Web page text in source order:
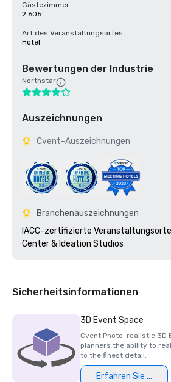
Gästezimmer
2.605
Art des Veranstaltungsortes
Hotel
Bewertungen der Industrie
Northstar
Auszeichnungen
Cvent-Auszeichnungen
Branchenauszeichnungen
IACC-zertifizierte
Sicherheitsinformationen
3D Event Space
Cvent Photo-realistic 3D
planners the ability to
to the finest detail.
Erfahren Sie mehr